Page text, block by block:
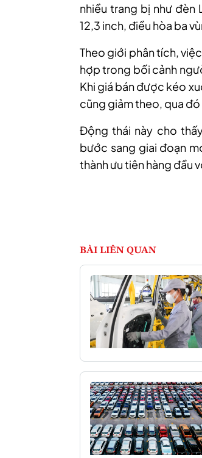
nhiều trang bị như đèn
12,3 inch, điều hòa ba
Theo giới phân tích,
hợp trong bối cảnh
Khi giá bán được kéo
cũng giảm theo, qua
Động thái này cho
bước sang giai đoạn
thành ưu tiên hàng đầu
BÀI LIÊN QUAN